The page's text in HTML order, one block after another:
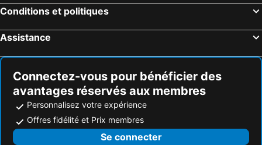
Hôtels Naoussa
Hôtels Amoudara Heraklion
Hôtels Kriopigi
Hôtels Parikia
Hôtels Ouranoupolis
Conditions et politiques
Assistance
Connectez-vous pour bénéficier des
avantages réservés aux membres
Personnalisez votre expérience
Offres fidélité et Prix membres
Se connecter